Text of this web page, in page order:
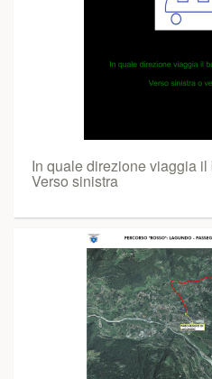
In quale direzione viaggia
Verso sinistra